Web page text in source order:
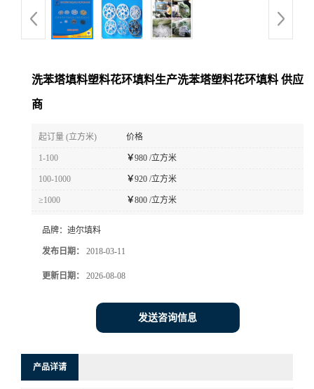
洗苯塔填料塑料花环填料生产洗苯塔塑料花环填料 供应
商
起订量 (立方米) 价格
1-100 ￥980 /立方米
100-1000 ￥920 /立方米
≥1000 ￥800 /立方米
品牌： 迪尔填料
发布日期： 2018-03-11
更新日期： 2026-08-08
发送咨询信息
产品详请